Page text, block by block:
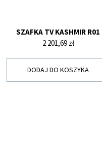
SZAFKA TV KASHMIR R01
Cena
2 201,69 zł
DODAJ DO KOSZYKA